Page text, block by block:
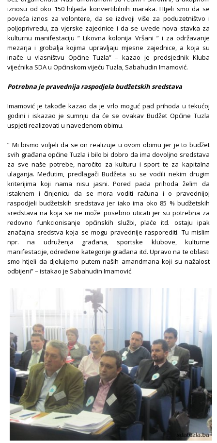
iznosu od oko 150 hiljada konvertibilnih maraka. Htjeli smo da se
poveća iznos za volontere, da se izdvoji više za poduzetništvo i
poljoprivredu, za vjerske zajednice i da se uvede nova stavka za
kulturnu manifestaciju ” Likovna kolonija Vršani ” i za održavanje
mezarja i grobalja kojima upravljaju mjesne zajednice, a koja su
inače u vlasništvu Općine Tuzla” – kazao je predsjednik Kluba
vijećnika SDA u Općinskom vijeću Tuzla, Sabahudin Imamović.
Potrebna je pravednija raspodjela budžetskih sredstava
Imamović je takođe kazao da je vrlo moguć pad prihoda u tekućoj
godini i iskazao je sumnju da će se ovakav Budžet Općine Tuzla
uspjeti realizovati u navedenom obimu.
” Mi bismo voljeli da se on realizuje u ovom obimu jer je to budžet
svih građana općine Tuzla i bilo bi dobro da ima dovoljno sredstava
za sve naše potrebe, naročito za kulturu i sport te za kapitalna
ulaganja. Međutim, predlagači Budžeta su se vodili nekim drugim
kriterijima koji nama nisu jasni. Pored pada prihoda želim da
istaknem i činjenicu da se mora voditi računa i o pravednijoj
raspodjeli budžetskih sredstava jer iako ima oko 85 % budžetskih
sredstava na koja se ne može posebno uticati jer su potrebna za
redovno funkcionisanje općinskih službi, plaće itd. ostaju ipak
značajna sredstva koja se mogu pravednije rasporediti. Tu mislim
npr. na udruženja građana, sportske klubove, kulturne
manifestacije, određene kategorije građana itd. Upravo na te oblasti
smo htjeli da djelujemo putem naših amandmana koji su nažalost
odbijeni” – istakao je Sabahudin Imamović.